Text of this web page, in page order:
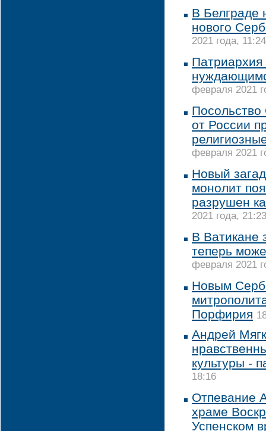
В Белграде
нового
2021 года, 11:24
февраля 2021
от России
февраля 2021
Новый
монолит
разрушен
2021 года, 21:23
В Ватикане
теперь
февраля 2021
Новым
Порфирия
Андрей
культуры -
18:16
Отпевание
храме
Успенском